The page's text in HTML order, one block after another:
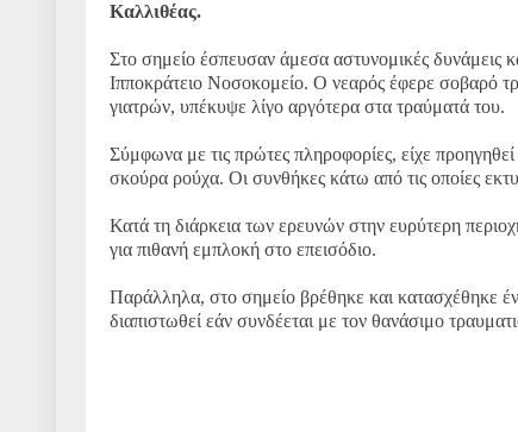
Καλλιθέας.
Στο σημείο έσπευσαν άμεσα αστυνομικές
Ιπποκράτειο Νοσοκομείο. Ο νεαρός έφερε σοβαρό
γιατρών, υπέκυψε λίγο αργότερα στα τραύματά του.
Σύμφωνα με τις πρώτες πληροφορίες, είχε
σκούρα ρούχα. Οι συνθήκες κάτω από τις οποίες
Κατά τη διάρκεια των ερευνών στην ευρύτερη
για πιθανή εμπλοκή στο επεισόδιο.
Παράλληλα, στο σημείο βρέθηκε και κατασχέθηκε
διαπιστωθεί εάν συνδέεται με τον θανάσιμο